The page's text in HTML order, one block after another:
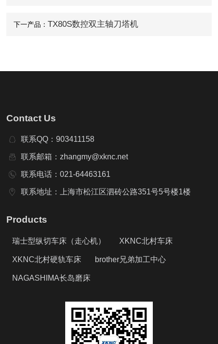
下一产品： TX80S数控双主轴刀塔机
Contact Us
联系QQ：903411158
联系邮箱：zhangmy@xknc.net
联系电话：021-64463161
联系地址：上海市松江区泗砖公路351号5号楼1楼
Products
瑞士型纵切车床（走心机） XKNC北村车床
XKNC北村硬轨车床 brother兄弟加工中心
NAGASHIMA长岛磨床